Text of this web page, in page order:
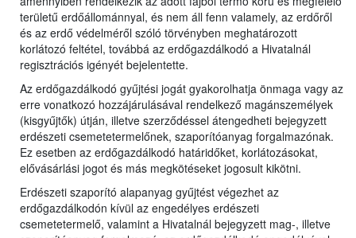
területű erdőállománnyal, és nem áll fenn valamely, az erdőről
és az erdő védelméről szóló törvényben meghatározott
korlátozó feltétel, továbbá az erdőgazdálkodó a Hivatalnál
regisztrációs igényét bejelentette.
Az erdőgazdálkodó gyűjtési jogát gyakorolhatja önmaga vagy az
erre vonatkozó hozzájárulásával rendelkező magánszemélyek
(kisgyűjtők) útján, illetve szerződéssel átengedheti bejegyzett
erdészeti csemetetermelőnek, szaporítóanyag forgalmazónak.
Ez esetben az erdőgazdálkodó határidőket, korlátozásokat,
elővásárlási jogot és más megkötéseket jogosult kikötni.
Erdészeti szaporító alapanyag gyűjtést végezhet az
erdőgazdálkodón kívül az engedélyes erdészeti
csemetetermelő, valamint a Hivatalnál bejegyzett mag-, illetve